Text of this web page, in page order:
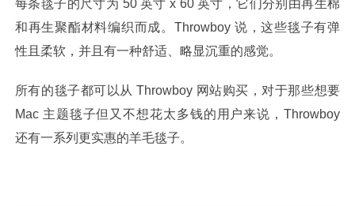
每条毯子的尺寸为 50 英寸 x 60 英寸，它们分别由再生棉
和再生聚酯材料编织而成。Throwboy 说，这些毯子有弹
性且柔软，并且有一种舒适、略显沉重的感觉。
所有的毯子都可以从 Throwboy 网站购买，对于那些想要
Mac 主题毯子但又不想花太多钱的用户来说，Throwboy
还有一系列更实惠的羊毛毯子。